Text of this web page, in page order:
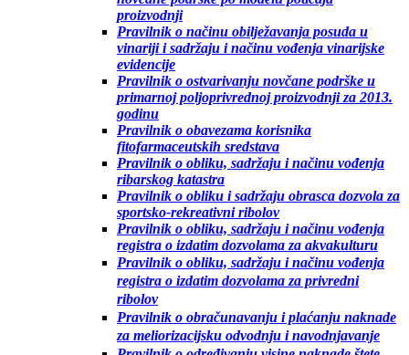
proizvodnji
Pravilnik o načinu obilježavanja posuda u
vinariji i sadržaju i načinu vođenja vinarijske
evidencije
Pravilnik o ostvarivanju novčane podrške u
primarnoj poljoprivrednoj proizvodnji za 2013.
godinu
Pravilnik o obavezama korisnika
fitofarmaceutskih sredstava
Pravilnik o obliku, sadržaju i načinu vođenja
ribarskog katastra
Pravilnik o obliku i sadržaju obrasca dozvola za
sportsko-rekreativni ribolov
Pravilnik o obliku, sadržaju i načinu vođenja
registra o izdatim dozvolama za akvakulturu
Pravilnik o obliku, sadržaju i načinu vođenja
registra o izdatim dozvolama za privredni
ribolov
Pravilnik o obračunavanju i plaćanju naknade
za meliorizacijsku odvodnju i navodnjavanje